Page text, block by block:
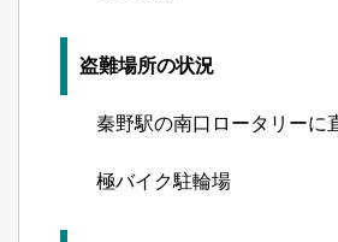
盗難場所の状況
秦野駅の南口ロータリーに
極バイク駐輪場